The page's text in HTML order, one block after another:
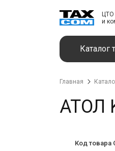
ЦТО
и
Каталог
Главная
АТОЛ
Код товара